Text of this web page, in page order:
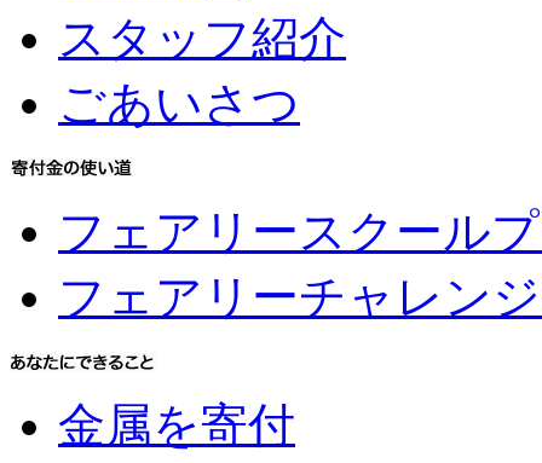
スタッフ紹介
ごあいさつ
フェアリースクール
フェアリーチャレン
金属を寄付